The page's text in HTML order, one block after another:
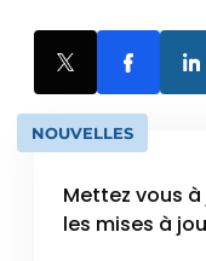
NOUVELLES
Mettez vous
les mises à